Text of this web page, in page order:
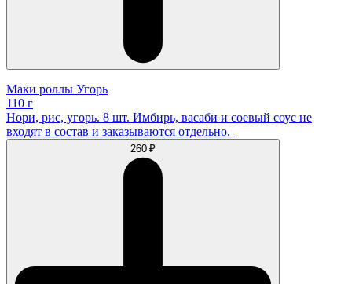
Маки роллы Угорь
110 г
Нори, рис, угорь. 8 шт. Имбирь, васаби и соевый соус не
входят в состав и заказываются отдельно.
260 ₽